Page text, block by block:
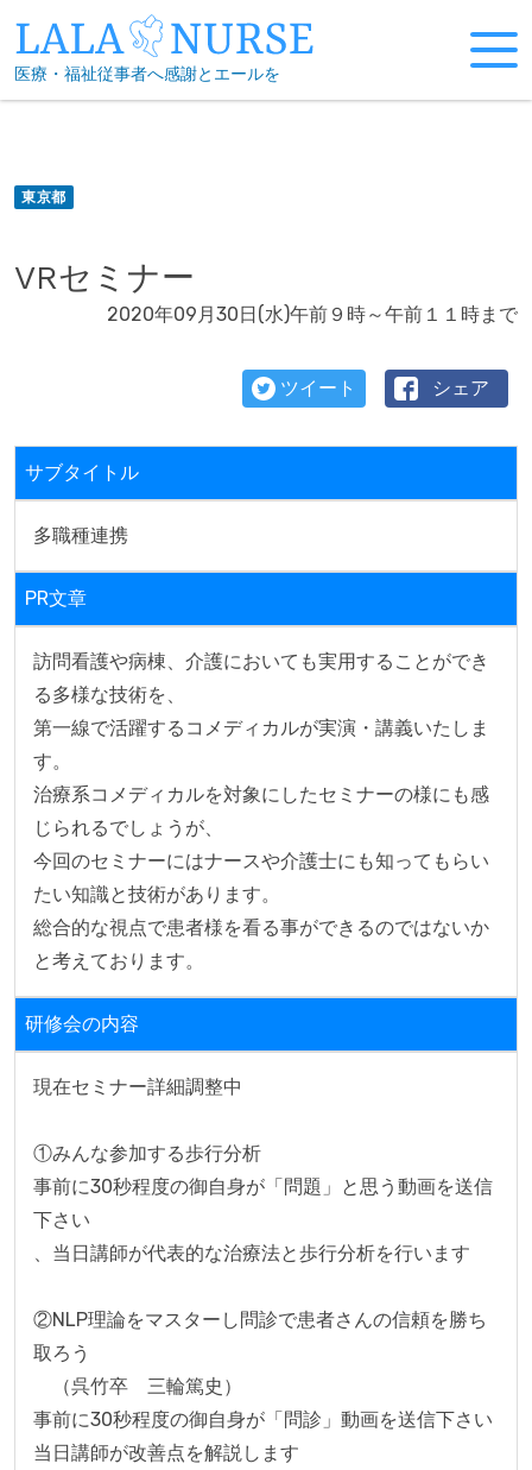
to
content
医療・福祉従事者へ感謝とエールを
東京都
VRセミナー
2020年09月30日(水)午前９時～午前１１時まで
ツイート シェア
サブタイトル
多職種連携
PR文章
訪問看護や病棟、介護においても実用することができ
る多様な技術を、
第一線で活躍するコメディカルが実演・講義いたしま
す。
治療系コメディカルを対象にしたセミナーの様にも感
じられるでしょうが、
今回のセミナーにはナースや介護士にも知ってもらい
たい知識と技術があります。
総合的な視点で患者様を看る事ができるのではないか
と考えております。
研修会の内容
現在セミナー詳細調整中
①みんな参加する歩行分析
事前に30秒程度の御自身が「問題」と思う動画を送信
下さい
、当日講師が代表的な治療法と歩行分析を行います
②NLP理論をマスターし問診で患者さんの信頼を勝ち
取ろう
（呉竹卒　三輪篤史）
事前に30秒程度の御自身が「問診」動画を送信下さい
当日講師が改善点を解説します